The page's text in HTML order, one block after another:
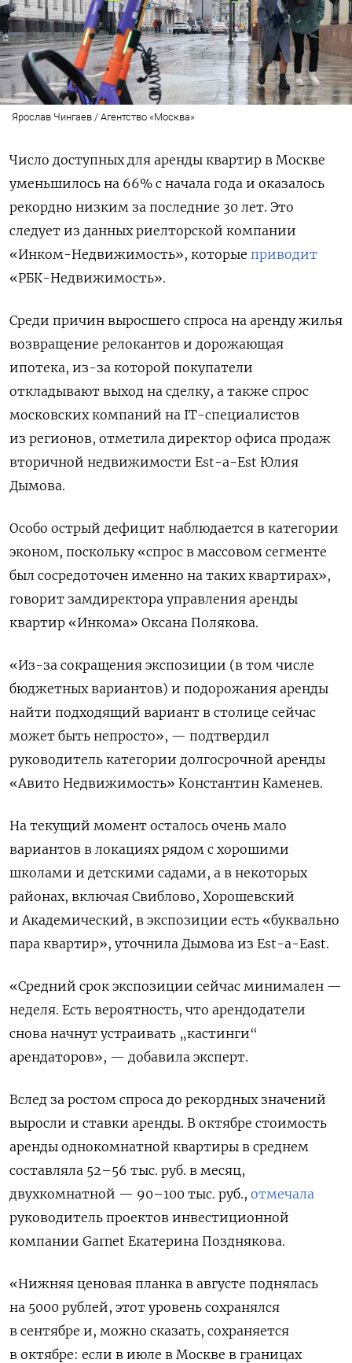
Ярослав Чингаев / Агентство «Москва»
Число доступных для аренды квартир в Москве
уменьшилось на 66% с начала года и оказалось
рекордно низким за последние 30 лет. Это
следует из данных риелторской компании
«Инком-Недвижимость», которые приводит
«РБК-Недвижимость».
Среди причин выросшего спроса на аренду жилья
возвращение релокантов и дорожающая
ипотека, из-за которой покупатели
откладывают выход на сделку, а также спрос
московских компаний на IT-специалистов
из регионов, отметила директор офиса продаж
вторичной недвижимости Est-a-Est Юлия
Дымова.
Особо острый дефицит наблюдается в категории
эконом, поскольку «спрос в массовом сегменте
был сосредоточен именно на таких квартирах»,
говорит замдиректора управления аренды
квартир «Инкома» Оксана Полякова.
«Из-за сокращения экспозиции (в том числе
бюджетных вариантов) и подорожания аренды
найти подходящий вариант в столице сейчас
может быть непросто», — подтвердил
руководитель категории долгосрочной аренды
«Авито Недвижимость» Константин Каменев.
На текущий момент осталось очень мало
вариантов в локациях рядом с хорошими
школами и детскими садами, а в некоторых
районах, включая Свиблово, Хорошевский
и Академический, в экспозиции есть «буквально
пара квартир», уточнила Дымова из Est-a-East.
«Средний срок экспозиции сейчас минимален —
неделя. Есть вероятность, что арендодатели
снова начнут устраивать „кастинги“
арендаторов», — добавила эксперт.
Вслед за ростом спроса до рекордных значений
выросли и ставки аренды. В октябре стоимость
аренды однокомнатной квартиры в среднем
составляла 52–56 тыс. руб. в месяц,
двухкомнатной — 90–100 тыс. руб., отмечала
руководитель проектов инвестиционной
компании Garnet Екатерина Позднякова.
«Нижняя ценовая планка в августе поднялась
на 5000 рублей, этот уровень сохранялся
в сентябре и, можно сказать, сохраняется
в октябре: если в июле в Москве в границах